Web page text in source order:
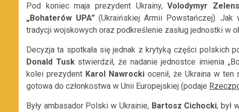
Pod koniec maja prezydent Ukrainy,Volodymyr
„Bohaterów UPA”(Ukraińskiej Armii Powstańczej). Jak
tradycji wojskowych oraz podkreślenie zasług jednostki w
Decyzja ta spotkała się jednak z krytyką części polskich
Donald Tuskstwierdził, że nadanie jednostce imienia
kolei prezydent Karol Nawrockiocenił, że Ukraina w
gotowa do członkostwa w Unii Europejskiej (podaje
Były ambasador Polski w Ukrainie, Bartosz Cichocki, był